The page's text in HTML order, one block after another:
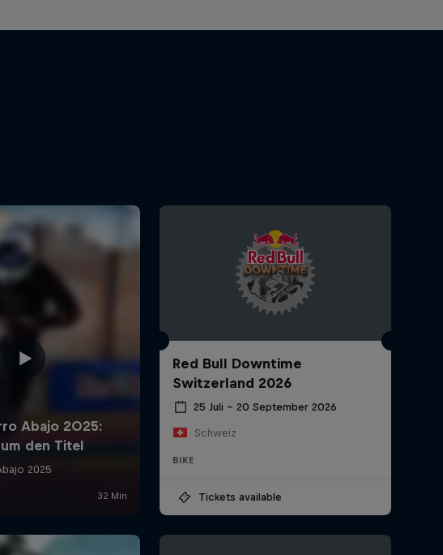
Red Bull Downtime
Switzerland 2026
25 Juli – 20 September 2026
Schweiz
BIKE
Tickets available